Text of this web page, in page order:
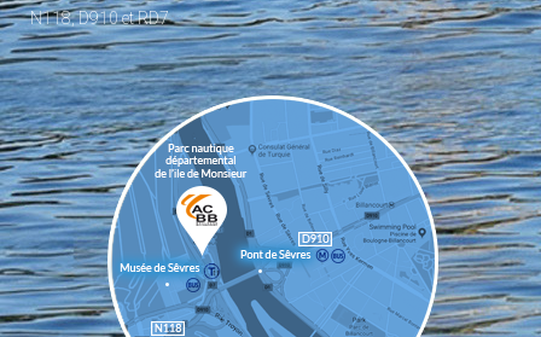
N118, D910 et RD7